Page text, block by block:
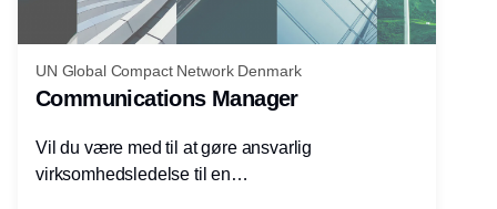
UN Global Compact Network Denmark
Communications Manager
Vil du være med til at gøre ansvarlig
virksomhedsledelse til en